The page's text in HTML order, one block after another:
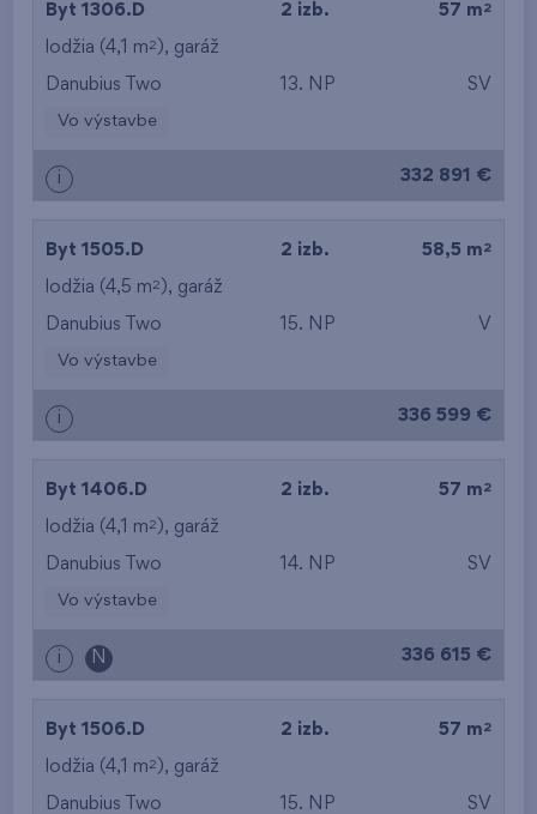
od najdrahšieho
od najmenšej výmery
dispozície
od najväčšej
dispozície
od najvyššieho
podlažia
Byt 1306.D 2 izb. 57 m 2
lodžia (4,1 m2 ), garáž
Danubius Two 13. NP SV
Vo výstavbe
i 332 891 €
Byt 1505.D 2 izb. 58,5 m 2
lodžia (4,5 m2 ), garáž
Danubius Two 15. NP V
Vo výstavbe
i 336 599 €
Byt 1406.D 2 izb. 57 m 2
lodžia (4,1 m2 ), garáž
Danubius Two 14. NP SV
Vo výstavbe
i N 336 615 €
Byt 1506.D 2 izb. 57 m 2
lodžia (4,1 m2 ), garáž
Danubius Two 15. NP SV